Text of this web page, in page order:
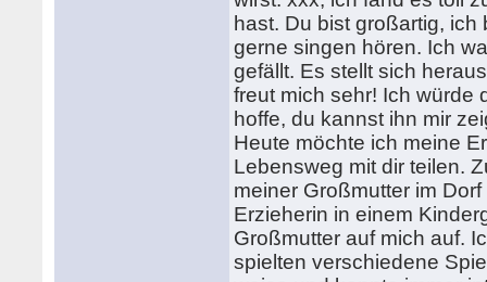
hast. Du bist großartig,
gerne singen hören. Ich
gefällt. Es stellt sich
freut mich sehr! Ich würde
hoffe, du kannst ihn mir
Heute möchte ich meine
Lebensweg mit dir teilen.
meiner Großmutter im
Erzieherin in einem
Großmutter auf mich auf.
spielten verschiedene